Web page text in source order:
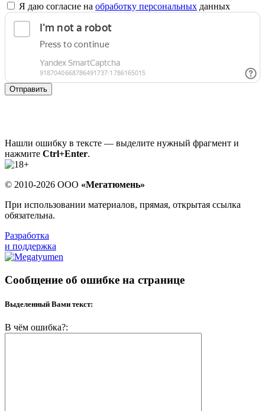
Я даю согласие на обработку персональных данных
Отправить
Нашли ошибку в тексте — выделите нужный фрагмент и
нажмите Ctrl+Enter.
© 2010-2026 ООО «Мегатюмень»
При использовании материалов, прямая, открытая ссылка
обязательна.
Разработка
и поддержка
Сообщение об ошибке на странице
Выделенный Вами текст:
В чём ошибка?: